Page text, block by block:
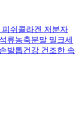
쉬콜라겐 저분자
류농축분말 밀크세
발톱건강 건조한 속